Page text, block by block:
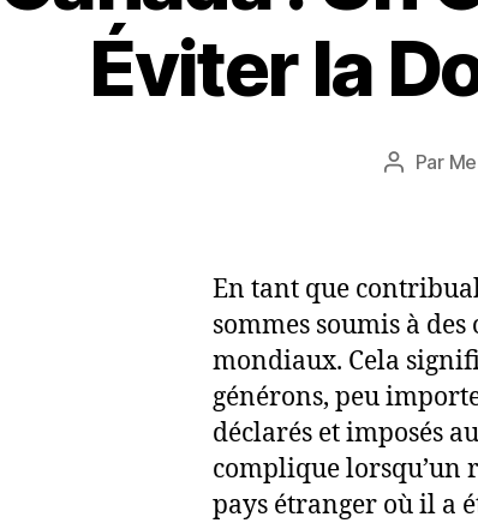
Éviter la
Auteur
Par
En tant que
sommes soumis à
mondiaux. Cela
générons, peu
déclarés et imposés
complique lorsqu’un
pays étranger où il a